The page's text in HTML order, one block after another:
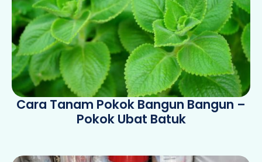
Cara Tanam Pokok Bangun Bangun –
Pokok Ubat Batuk